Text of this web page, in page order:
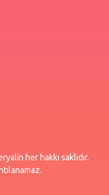
her hakkı saklıdır.